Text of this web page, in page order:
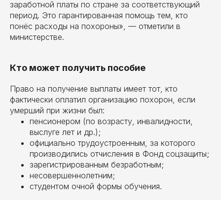
заработной платы по стране за соответствующий
период. Это гарантированная помощь тем, кто
понёс расходы на похороны», — отметили в
министерстве.
Кто может получить пособие
Право на получение выплаты имеет тот, кто
фактически оплатил организацию похорон, если
умерший при жизни был:
пенсионером (по возрасту, инвалидности,
выслуге лет и др.);
официально трудоустроенным, за которого
производились отчисления в Фонд соцзащиты;
зарегистрированным безработным;
несовершеннолетним;
студентом очной формы обучения.